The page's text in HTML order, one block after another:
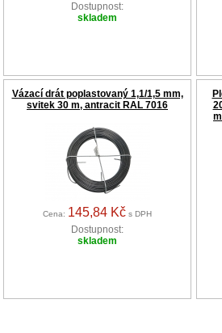
Dostupnost:
skladem
Vázací drát poplastovaný 1,1/1,5 mm,
svitek 30 m, antracit RAL 7016
Cena: 145,84 Kč s DPH
Dostupnost:
skladem